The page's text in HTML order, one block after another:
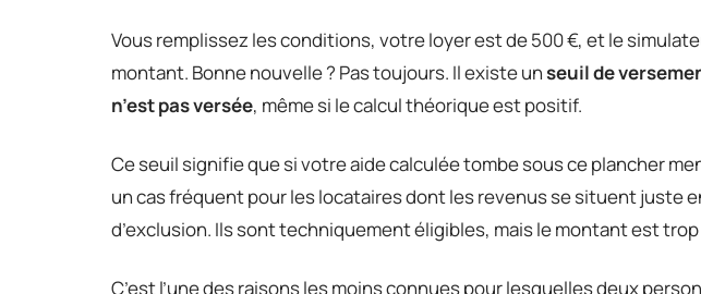
Vous remplissez les conditions, votre loyer est de 500 €, et le
montant. Bonne nouvelle ? Pas toujours. Il existe unseuil de
n’est pas versée, même si le calcul théorique est positif.
Ce seuil signifie que si votre aide calculée tombe sous ce plancher
un cas fréquent pour les locataires dont les revenus se situent juste
d’exclusion. Ils sont techniquement éligibles, mais le montant est
C’est l’une des raisons les moins connues pour lesquelles deux